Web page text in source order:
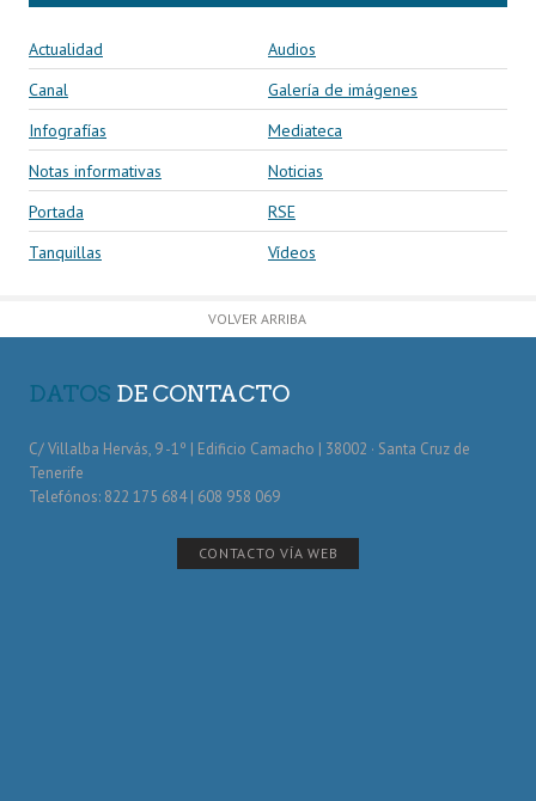
Actualidad
Audios
Canal
Galería de imágenes
Infografías
Mediateca
Notas informativas
Noticias
Portada
RSE
Tanquillas
Vídeos
VOLVER ARRIBA
DATOS DE CONTACTO
C/ Villalba Hervás, 9 -1º | Edificio Camacho | 38002 · Santa Cruz de
Tenerife
Telefónos: 822 175 684 | 608 958 069
CONTACTO VÍA WEB